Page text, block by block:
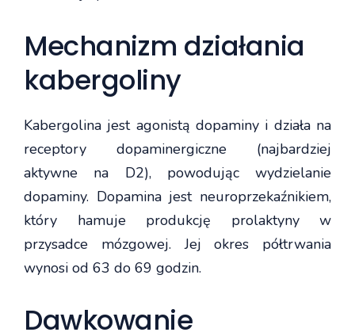
Mechanizm działania
kabergoliny
Kabergolina jest agonistą dopaminy i działa na
receptory dopaminergiczne (najbardziej
aktywne na D2), powodując wydzielanie
dopaminy. Dopamina jest neuroprzekaźnikiem,
który hamuje produkcję prolaktyny w
przysadce mózgowej. Jej okres półtrwania
wynosi od 63 do 69 godzin.
Dawkowanie